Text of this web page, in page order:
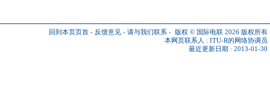
回到本页页首 - 反馈意见 - 请与我们联系 - 版权 © 国际电联 2026 版权所有
本网页联系人 : ITU-R的网络协调员
最近更新日期 : 2013-01-30